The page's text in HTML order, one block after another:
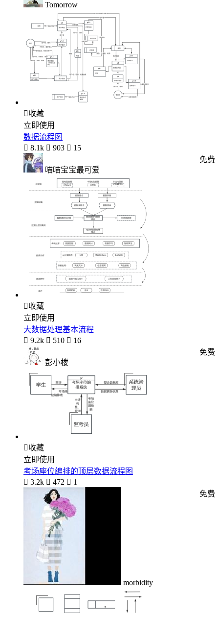
Tomorrow
收藏
立即使用
数据流程图
 8.1k  903  15
喵喵宝宝最可爱
免费
收藏
立即使用
大数据处理基本流程
 9.2k  510  16
彭小楼
免费
收藏
立即使用
考场座位编排的顶层数据流程图
 3.2k  472  1
morbidity
免费